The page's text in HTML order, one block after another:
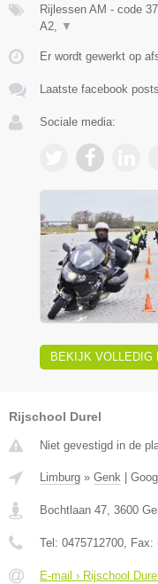
Rijlessen AM - code
A2, ▼
Er wordt gewerkt op
Laatste facebook posts
Sociale media:
BEKIJK VOLLEDIG
Rijschool Durel
Niet gevestigd in de
Limburg » Genk
Bochtlaan 47, 3600
Tel: 0475712700, Fax:
E-mail › Rijschool Durel